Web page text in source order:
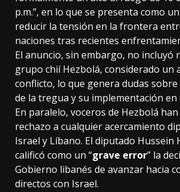
p.m.”, en lo que se presenta como
reducir la tensión en la frontera
naciones tras recientes
El anuncio, sin embargo, no incluyó
grupo chií Hezbolá, considerado un
conflicto, lo que genera dudas sobre
de la tregua y su implementación
En paralelo, voceros de Hezbolá
rechazo a cualquier acercamiento
Israel y Líbano. El diputado Hussein
calificó como un “grave error” la
Gobierno libanés de avanzar hacia
directos con Israel.